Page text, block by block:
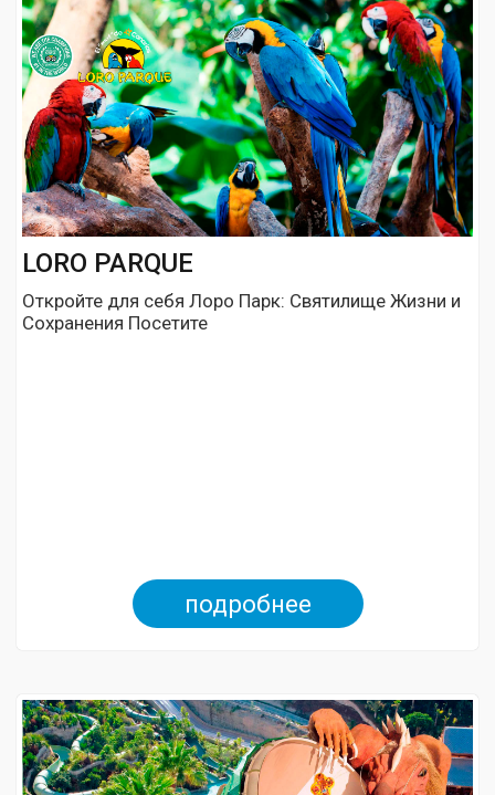
LORO PARQUE
Откройте для себя Лоро Парк: Святилище Жизни и
Сохранения Посетите
подробнее